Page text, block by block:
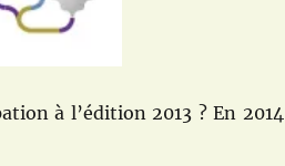
à l’édition 2013 ? En 2014